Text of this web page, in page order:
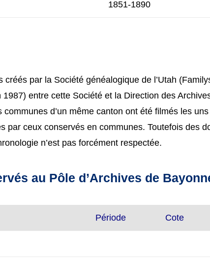
1851-1890
créés par la Société généalogique de l’Utah
entre cette Société et la Direction des
d’un même canton ont été filmés les
par ceux conservés en communes. Toutefois des
n’est pas forcément respectée.
au Pôle d’Archives de
Période Cote